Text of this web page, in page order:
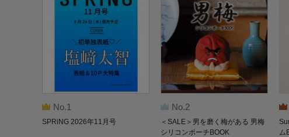
No.1
SPRiNG 2026年11月号
No.2
＜SALE＞男を磨く梅がある 男梅
シリコンポーチBOOK
ム